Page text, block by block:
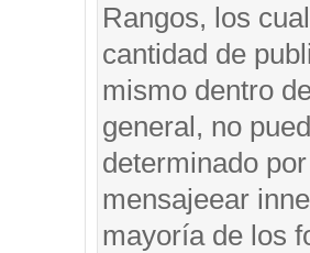
Rangos, los
cantidad de
mismo dentro
general, no
determinado
mensajeear
mayoría de los